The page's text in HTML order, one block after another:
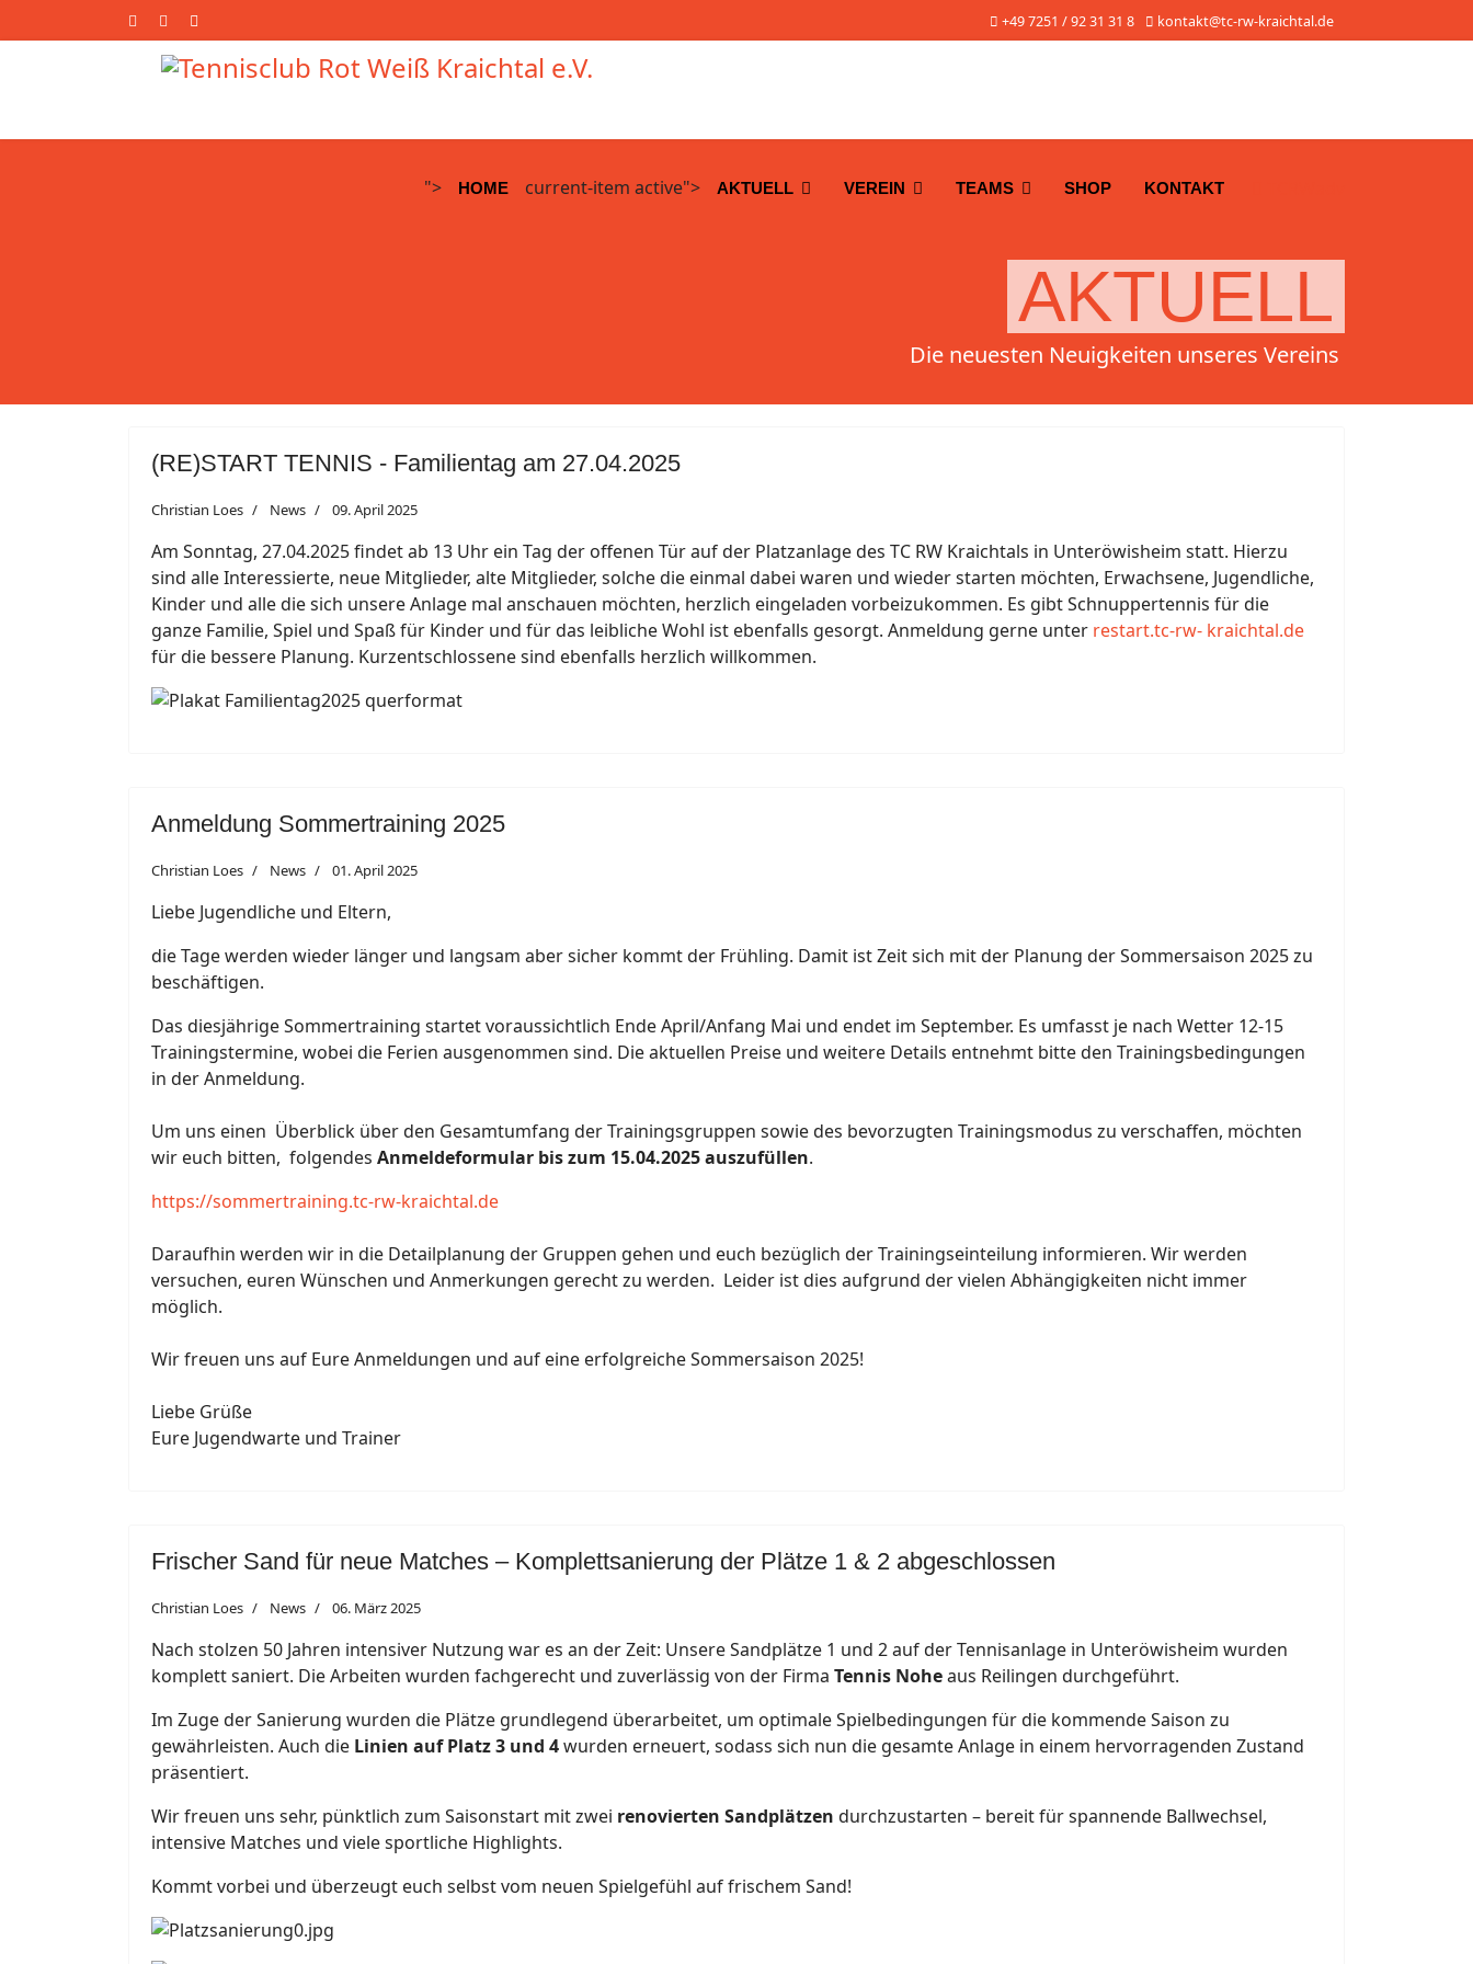
+49 7251 / 92 31 31 8 kontakt@tc-rw-kraichtal.de
"> HOME current-item active"> AKTUELL VEREIN TEAMS SHOP KONTAKT
AKTUELL
Die neuesten Neuigkeiten unseres Vereins
(RE)START TENNIS - Familientag am 27.04.2025
Christian Loes News 09. April 2025
Am Sonntag, 27.04.2025 findet ab 13 Uhr ein Tag der offenen Tür auf der Platzanlage des TC RW Kraichtals in Unteröwisheim statt. Hierzu
sind alle Interessierte, neue Mitglieder, alte Mitglieder, solche die einmal dabei waren und wieder starten möchten, Erwachsene, Jugendliche,
Kinder und alle die sich unsere Anlage mal anschauen möchten, herzlich eingeladen vorbeizukommen. Es gibt Schnuppertennis für die
ganze Familie, Spiel und Spaß für Kinder und für das leibliche Wohl ist ebenfalls gesorgt. Anmeldung gerne unter restart.tc-rw- kraichtal.de
für die bessere Planung. Kurzentschlossene sind ebenfalls herzlich willkommen.
Anmeldung Sommertraining 2025
Christian Loes News 01. April 2025
Liebe Jugendliche und Eltern,
die Tage werden wieder länger und langsam aber sicher kommt der Frühling. Damit ist Zeit sich mit der Planung der Sommersaison 2025 zu
beschäftigen.
Das diesjährige Sommertraining startet voraussichtlich Ende April/Anfang Mai und endet im September. Es umfasst je nach Wetter 12-15
Trainingstermine, wobei die Ferien ausgenommen sind. Die aktuellen Preise und weitere Details entnehmt bitte den Trainingsbedingungen
in der Anmeldung.
Um uns einen Überblick über den Gesamtumfang der Trainingsgruppen sowie des bevorzugten Trainingsmodus zu verschaffen, möchten
wir euch bitten, folgendes Anmeldeformular bis zum 15.04.2025 auszufüllen.
https://sommertraining.tc-rw-kraichtal.de
Daraufhin werden wir in die Detailplanung der Gruppen gehen und euch bezüglich der Trainingseinteilung informieren. Wir werden
versuchen, euren Wünschen und Anmerkungen gerecht zu werden. Leider ist dies aufgrund der vielen Abhängigkeiten nicht immer
möglich.
Wir freuen uns auf Eure Anmeldungen und auf eine erfolgreiche Sommersaison 2025!
Liebe Grüße
Eure Jugendwarte und Trainer
Frischer Sand für neue Matches – Komplettsanierung der Plätze 1 & 2 abgeschlossen
Christian Loes News 06. März 2025
Nach stolzen 50 Jahren intensiver Nutzung war es an der Zeit: Unsere Sandplätze 1 und 2 auf der Tennisanlage in Unteröwisheim wurden
komplett saniert. Die Arbeiten wurden fachgerecht und zuverlässig von der Firma Tennis Noheaus Reilingen durchgeführt.
Im Zuge der Sanierung wurden die Plätze grundlegend überarbeitet, um optimale Spielbedingungen für die kommende Saison zu
gewährleisten. Auch die Linien auf Platz 3 und 4wurden erneuert, sodass sich nun die gesamte Anlage in einem hervorragenden Zustand
präsentiert.
Wir freuen uns sehr, pünktlich zum Saisonstart mit zwei renovierten Sandplätzen durchzustarten – bereit für spannende Ballwechsel,
intensive Matches und viele sportliche Highlights.
Kommt vorbei und überzeugt euch selbst vom neuen Spielgefühl auf frischem Sand!